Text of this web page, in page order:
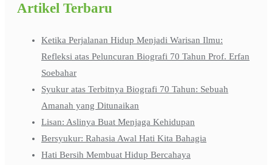
Artikel Terbaru
Ketika Perjalanan Hidup Menjadi Warisan Ilmu:
Refleksi atas Peluncuran Biografi 70 Tahun Prof. Erfan
Soebahar
Syukur atas Terbitnya Biografi 70 Tahun: Sebuah
Amanah yang Ditunaikan
Lisan: Aslinya Buat Menjaga Kehidupan
Bersyukur: Rahasia Awal Hati Kita Bahagia
Hati Bersih Membuat Hidup Bercahaya